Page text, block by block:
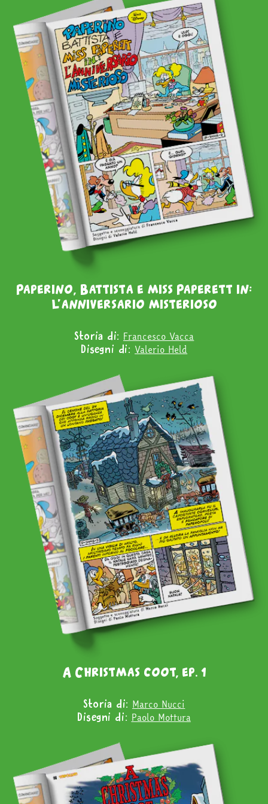
abbonati
acquista
Facebook
Instagram
Twitter
Paperino, Battista e miss Paperett in:
l’anniversario misterioso
Storia di: Francesco Vacca
Disegni di: Valerio Held
A Christmas coot, ep. 1
Storia di: Marco Nucci
Disegni di: Paolo Mottura